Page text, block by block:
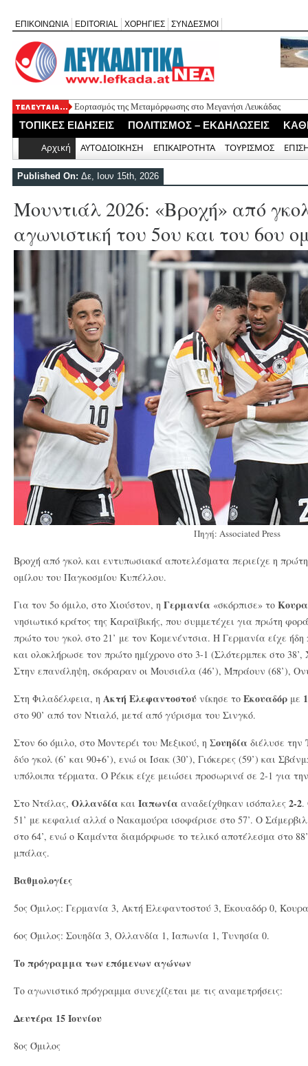
ΕΠΙΚΟΙΝΩΝΙΑ EDITORIAL ΧΟΡΗΓΙΕΣ ΣΥΝΔΕΣΜΟΙ
Εορτασμός της Μεταμόρφωσης στο Μεγανήσι Λευκάδας
Ο Δήμος Λευκάδας προμηθεύεται 40 αντίτυπα του
Τρεις θεματικές ομιλίες στον Ιερό Ναό Μεταμορφώσεως του
Οι μέρες και ώρες λειτουργίας του Περιφερειακού Ιατρείου
ΤΟΠΙΚΕΣ ΕΙΔΗΣΕΙΣ ΠΟΛΙΤΙΣΜΟΣ – ΕΚΔΗΛΩΣΕΙΣ
Αρχική ΑΥΤΟΔΙΟΙΚΗΣΗ ΕΠΙΚΑΙΡΟΤΗΤΑ ΤΟΥΡΙΣΜΟΣ
Published On: Δε, Ιουν 15th, 2026
Μουντιάλ 2026: «Βροχή» από
αγωνιστική του 5ου και του 6ου
Πηγή: Associated Press
Βροχή από γκολ και εντυπωσιακά αποτελέσματα περιείχε η
ομίλου του Παγκοσμίου Κυπέλλου.
Για τον 5ο όμιλο, στο Χιούστον, η Γερμανία «σκόρπισε» το
νησιωτικό κράτος της Καραϊβικής, που συμμετέχει για πρώτη
πρώτο του γκολ στο 21’ με τον Κομενέντσια. Η Γερμανία είχε ήδη
και ολοκλήρωσε τον πρώτο ημίχρονο στο 3-1 (Σλότερμπεκ στο 38’,
Στην επανάληψη, σκόραραν οι Μουσιάλα (46’), Μπράουν (68’),
Στη Φιλαδέλφεια, η Ακτή Ελεφαντοστού νίκησε το Εκουαδόρ με
στο 90’ από τον Ντιαλό, μετά από γύρισμα του Σινγκό.
Στον 6ο όμιλο, στο Μοντερέι του Μεξικού, η Σουηδία διέλυσε την
δύο γκολ (6’ και 90+6’), ενώ οι Ίσακ (30’), Γιόκερες (59’) και
υπόλοιπα τέρματα. Ο Ρέκικ είχε μειώσει προσωρινά σε 2-1 για
Στο Ντάλας, Ολλανδία και Ιαπωνία αναδείχθηκαν ισόπαλες 2-2.
51’ με κεφαλιά αλλά ο Νακαμούρα ισοφάρισε στο 57’. Ο
στο 64’, ενώ ο Καμάντα διαμόρφωσε το τελικό αποτέλεσμα στο
μπάλας.
Βαθμολογίες
5ος Όμιλος: Γερμανία 3, Ακτή Ελεφαντοστού 3, Εκουαδόρ 0,
6ος Όμιλος: Σουηδία 3, Ολλανδία 1, Ιαπωνία 1, Τυνησία 0.
Το πρόγραμμα των επόμενων αγώνων
Το αγωνιστικό πρόγραμμα συνεχίζεται με τις αναμετρήσεις:
Δευτέρα 15 Ιουνίου
8ος Όμιλος